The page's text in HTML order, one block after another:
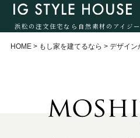
浜松の注文住宅なら自然素材のアイジ
HOME> もし家を建てるなら > デザイン